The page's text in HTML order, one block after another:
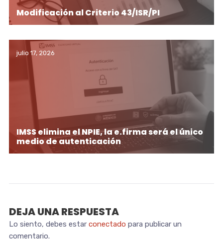
Modificación al Criterio 43/ISR/PI
julio 17, 2026
IMSS elimina el NPIE, la e.firma será el único
medio de autenticación
DEJA UNA RESPUESTA
Lo siento, debes estar conectado para publicar un
comentario.